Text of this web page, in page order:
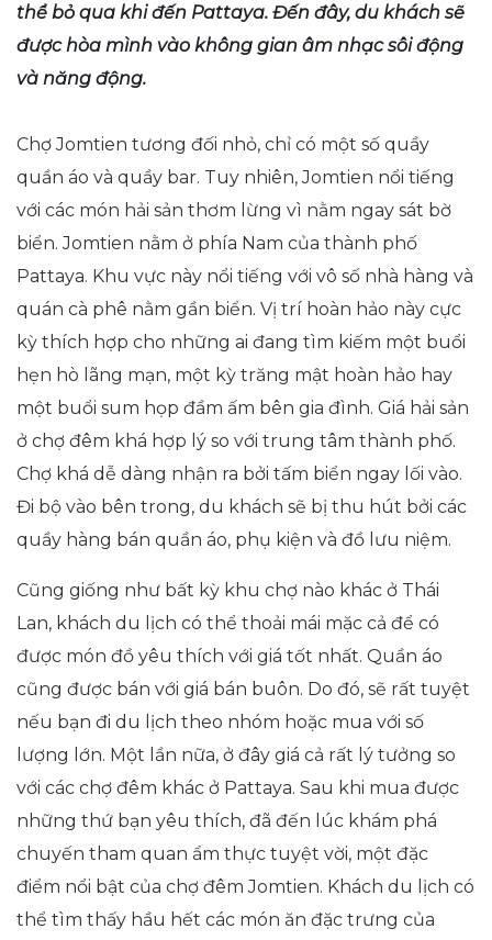
thể bỏ qua khi đến Pattaya. Đến đây, du khách sẽ
được hòa mình vào không gian âm nhạc sôi động
và năng động.
Chợ Jomtien tương đối nhỏ, chỉ có một số quầy
quần áo và quầy bar. Tuy nhiên, Jomtien nổi tiếng
với các món hải sản thơm lừng vì nằm ngay sát bờ
biển. Jomtien nằm ở phía Nam của thành phố
Pattaya. Khu vực này nổi tiếng với vô số nhà hàng và
quán cà phê nằm gần biển. Vị trí hoàn hảo này cực
kỳ thích hợp cho những ai đang tìm kiếm một buổi
hẹn hò lãng mạn, một kỳ trăng mật hoàn hảo hay
một buổi sum họp đầm ấm bên gia đình. Giá hải sản
ở chợ đêm khá hợp lý so với trung tâm thành phố.
Chợ khá dễ dàng nhận ra bởi tấm biển ngay lối vào.
Đi bộ vào bên trong, du khách sẽ bị thu hút bởi các
quầy hàng bán quần áo, phụ kiện và đồ lưu niệm.
Cũng giống như bất kỳ khu chợ nào khác ở Thái
Lan, khách du lịch có thể thoải mái mặc cả để có
được món đồ yêu thích với giá tốt nhất. Quần áo
cũng được bán với giá bán buôn. Do đó, sẽ rất tuyệt
nếu bạn đi du lịch theo nhóm hoặc mua với số
lượng lớn. Một lần nữa, ở đây giá cả rất lý tưởng so
với các chợ đêm khác ở Pattaya. Sau khi mua được
những thứ bạn yêu thích, đã đến lúc khám phá
chuyến tham quan ẩm thực tuyệt vời, một đặc
điểm nổi bật của chợ đêm Jomtien. Khách du lịch có
thể tìm thấy hầu hết các món ăn đặc trưng của